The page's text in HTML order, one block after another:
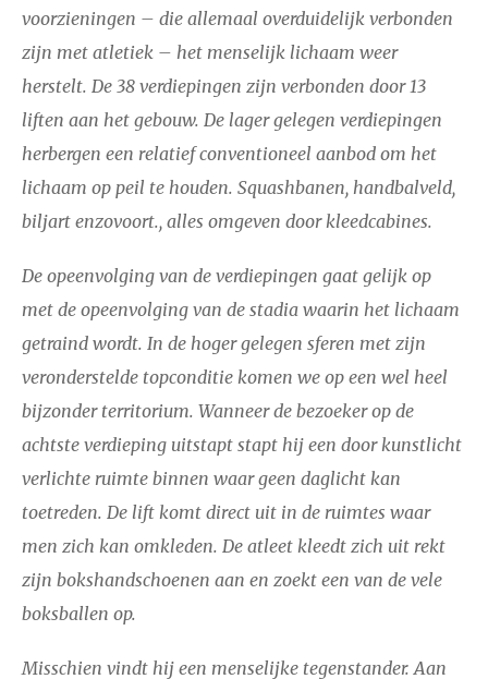
2009
september oktober november december
2008
januari februari maart april mei juni juli
augustus september oktober november
2007
januari februari maart april mei juni juli
augustus september oktober november
2006
mei juli augustus
november december
voorzieningen – die allemaal overduidelijk verbonden
zijn met atletiek – het menselijk lichaam weer
herstelt. De 38 verdiepingen zijn verbonden door 13
liften aan het gebouw. De lager gelegen verdiepingen
herbergen een relatief conventioneel aanbod om het
lichaam op peil te houden. Squashbanen, handbalveld,
biljart enzovoort., alles omgeven door kleedcabines.
De opeenvolging van de verdiepingen gaat gelijk op
met de opeenvolging van de stadia waarin het lichaam
getraind wordt. In de hoger gelegen sferen met zijn
veronderstelde topconditie komen we op een wel heel
bijzonder territorium. Wanneer de bezoeker op de
achtste verdieping uitstapt stapt hij een door kunstlicht
verlichte ruimte binnen waar geen daglicht kan
toetreden. De lift komt direct uit in de ruimtes waar
men zich kan omkleden. De atleet kleedt zich uit rekt
zijn bokshandschoenen aan en zoekt een van de vele
boksballen op.
Misschien vindt hij een menselijke tegenstander. Aan